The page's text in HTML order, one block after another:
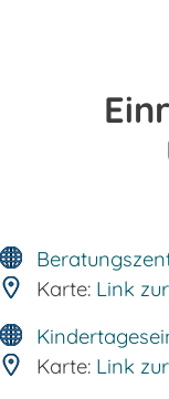
Karte: Link
Karte: Link